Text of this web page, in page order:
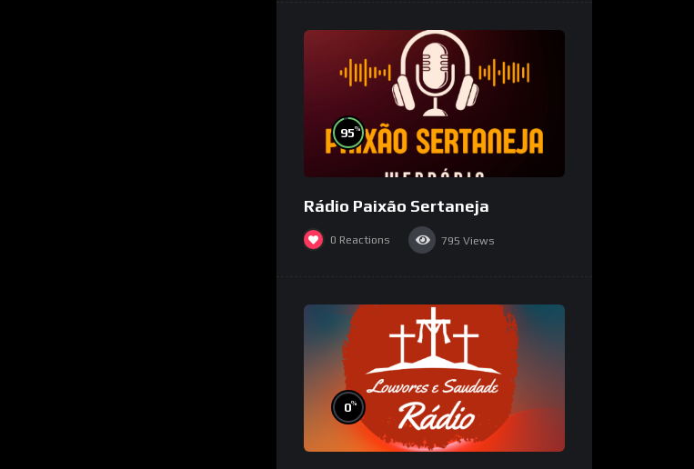
95%
Rádio Paixão Sertaneja
0 Reactions 795 Views
0%